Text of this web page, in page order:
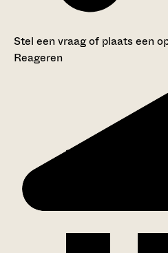
Stel een vraag of plaats een
Reageren